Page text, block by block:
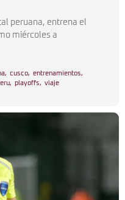
peruana, entrena el
miércoles a
, cusco, entrenamientos,
, playoffs, viaje